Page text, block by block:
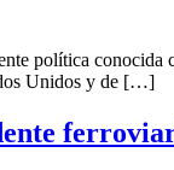
política conocida
Unidos y de […]